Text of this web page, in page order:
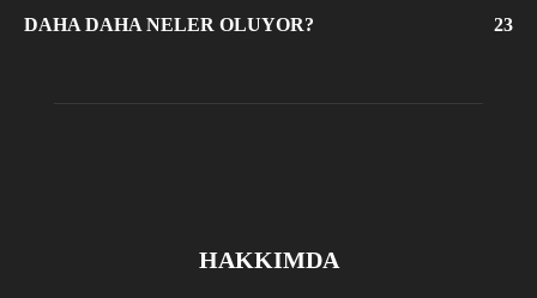
DAHA DAHA NELER OLUYOR?
23
HAKKIMDA